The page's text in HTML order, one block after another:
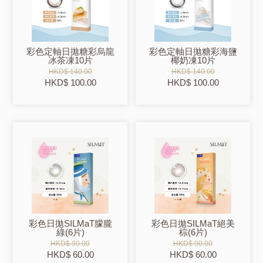
彩色定軸日拋糖彩烏龍
冰茶凍10片
HKD$ 140.00
HKD$ 100.00
彩色定軸日拋糖彩海鹽
椰奶凍10片
HKD$ 140.00
HKD$ 100.00
彩色日拋SILMaT朦朧
綠(6片)
HKD$ 90.00
HKD$ 60.00
彩色日拋SILMaT絕美
棕(6片)
HKD$ 90.00
HKD$ 60.00